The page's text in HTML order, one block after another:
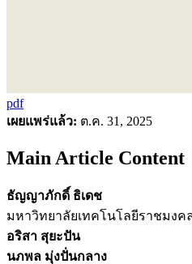
pdf
เผยแพร่แล้ว: ต.ค. 31, 2025
Main Article Content
ธัญญาภักดิ์ ธิเดช
มหาวิทยาลัยเทคโนโลยีราชมงค
อริสา สุยะปัน
นภพล มุ่งปั่นกลาง